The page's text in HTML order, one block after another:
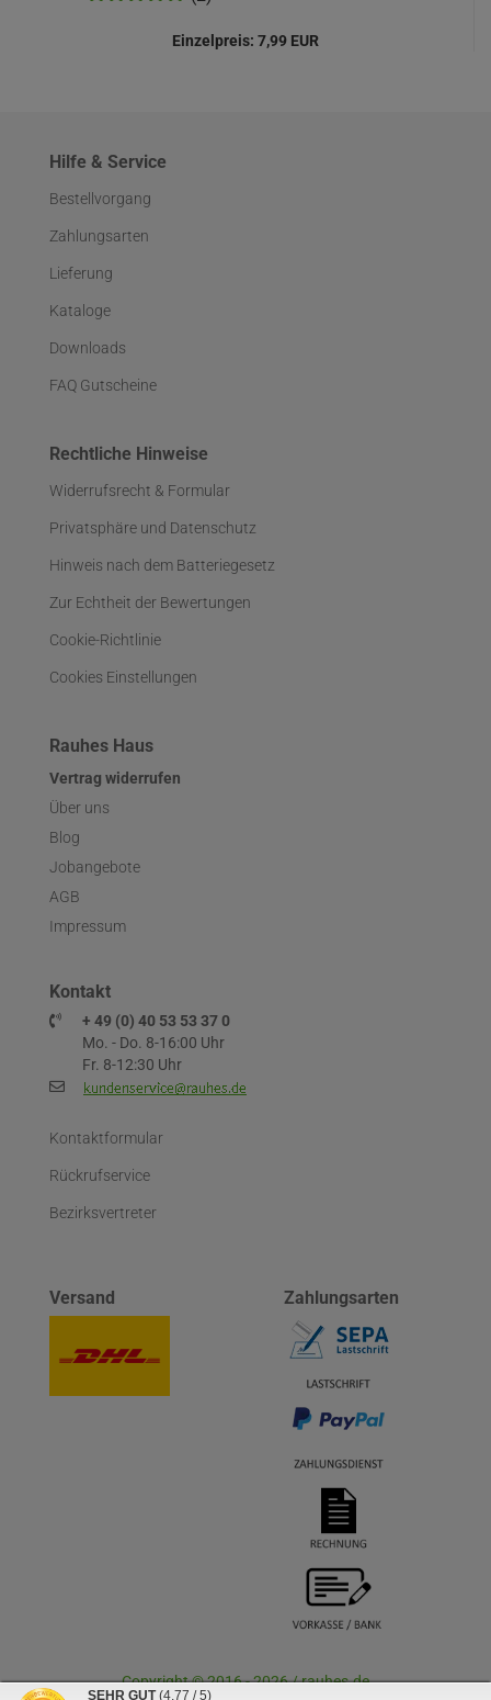
Einzelpreis: 7,99 EUR
Hilfe & Service
Bestellvorgang
Zahlungsarten
Lieferung
Kataloge
Downloads
FAQ Gutscheine
Rechtliche Hinweise
Widerrufsrecht & Formular
Privatsphäre und Datenschutz
Hinweis nach dem Batteriegesetz
Zur Echtheit der Bewertungen
Cookie-Richtlinie
Cookies Einstellungen
Rauhes Haus
Vertrag widerrufen
Über uns
Blog
Jobangebote
AGB
Impressum
Kontakt
+ 49 (0) 40 53 53 37 0
Mo. - Do. 8-16:00 Uhr
Fr. 8-12:30 Uhr
Kontaktformular
Rückrufservice
Bezirksvertreter
Versand Zahlungsarten
Copyright © 2016 - 2026 / rauhes.de
SEHR GUT (4.77 / 5)